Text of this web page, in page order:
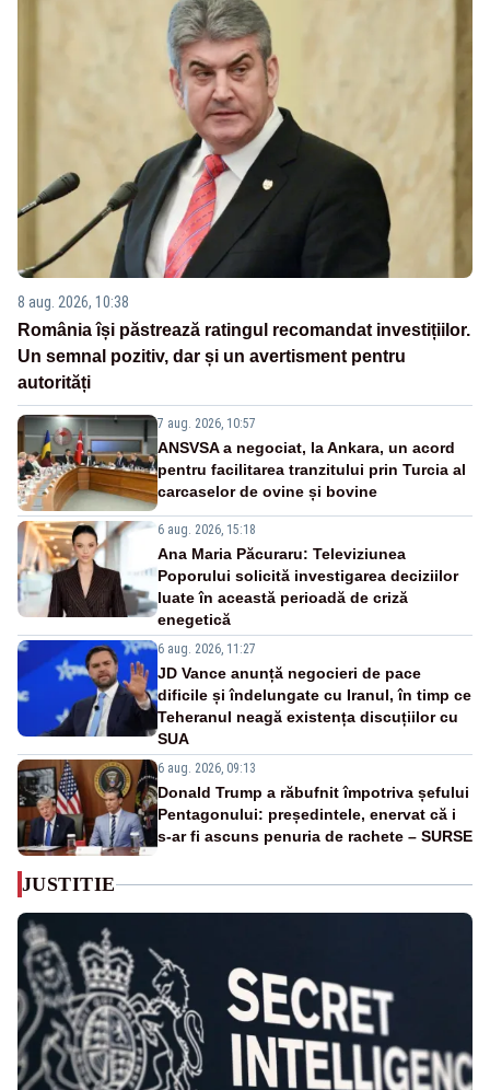
8 aug. 2026, 10:38
România își păstrează ratingul recomandat investițiilor.
Un semnal pozitiv, dar și un avertisment pentru
autorități
7 aug. 2026, 10:57
ANSVSA a negociat, la Ankara, un acord
pentru facilitarea tranzitului prin Turcia al
carcaselor de ovine și bovine
6 aug. 2026, 15:18
Ana Maria Păcuraru: Televiziunea
Poporului solicită investigarea deciziilor
luate în această perioadă de criză
enegetică
6 aug. 2026, 11:27
JD Vance anunță negocieri de pace
dificile și îndelungate cu Iranul, în timp ce
Teheranul neagă existența discuțiilor cu
SUA
6 aug. 2026, 09:13
Donald Trump a răbufnit împotriva șefului
Pentagonului: președintele, enervat că i
s-ar fi ascuns penuria de rachete – SURSE
JUSTITIE